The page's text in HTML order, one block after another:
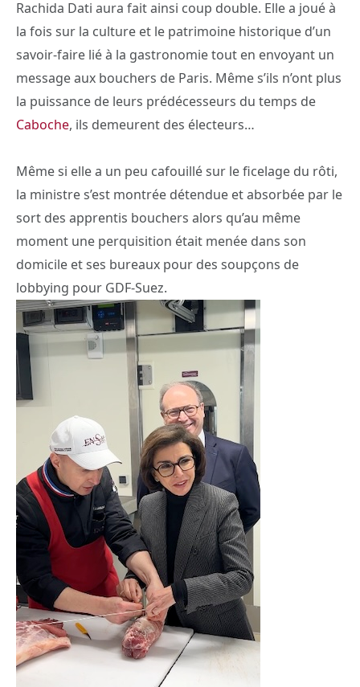
Rachida Dati aura fait ainsi coup double. Elle a joué à
la fois sur la culture et le patrimoine historique d’un
savoir-faire lié à la gastronomie tout en envoyant un
message aux bouchers de Paris. Même s’ils n’ont plus
la puissance de leurs prédécesseurs du temps de
Caboche, ils demeurent des électeurs…
Même si elle a un peu cafouillé sur le ficelage du rôti,
la ministre s’est montrée détendue et absorbée par le
sort des apprentis bouchers alors qu’au même
moment une perquisition était menée dans son
domicile et ses bureaux pour des soupçons de
lobbying pour GDF-Suez.